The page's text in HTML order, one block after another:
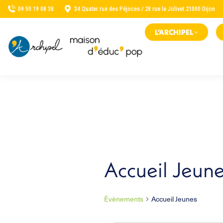
09 50 19 08 38 34 Quater rue des Péjoces / 28 rue le Jolivet 21000 Dijon
L’ARCHIPEL
Accueil
Évènements Accueil Jeunes